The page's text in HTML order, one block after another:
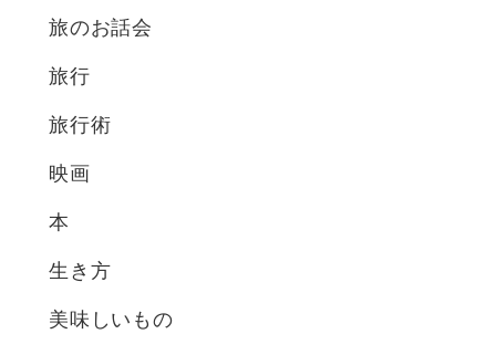
旅のお話会
旅行
旅行術
映画
本
生き方
美味しいもの